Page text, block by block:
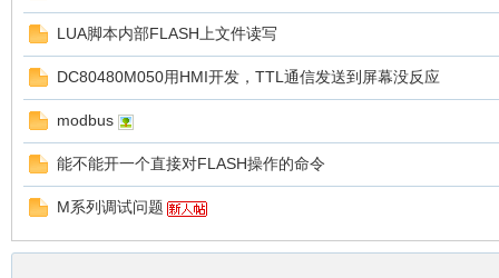
LUA脚本内部FLASH上文件读写
DC80480M050用HMI开发，TTL通信发送到屏幕没反应
modbus
能不能开一个直接对FLASH操作的命令
M系列调试问题